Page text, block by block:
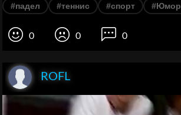
#падел #теннис #спорт #Юмор
0 0 0
ROFL